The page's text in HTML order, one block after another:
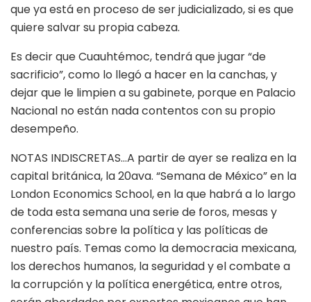
que ya está en proceso de ser judicializado, si es que
quiere salvar su propia cabeza.
Es decir que Cuauhtémoc, tendrá que jugar “de
sacrificio”, como lo llegó a hacer en la canchas, y
dejar que le limpien a su gabinete, porque en Palacio
Nacional no están nada contentos con su propio
desempeño.
NOTAS INDISCRETAS…A partir de ayer se realiza en la
capital británica, la 20ava. “Semana de México” en la
London Economics School, en la que habrá a lo largo
de toda esta semana una serie de foros, mesas y
conferencias sobre la política y las políticas de
nuestro país. Temas como la democracia mexicana,
los derechos humanos, la seguridad y el combate a
la corrupción y la política energética, entre otros,